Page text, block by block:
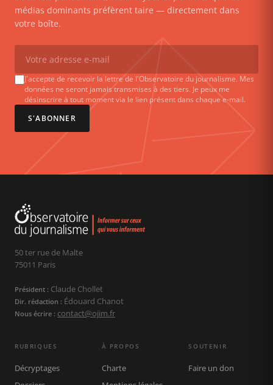
médias dominants préfèrent taire — directement dans
votre boîte.
J'accepte de recevoir la lettre de l'Observatoire du journalisme. Mes
données ne seront jamais transmises à des tiers. Je peux me
désinscrire à tout moment via le lien présent dans chaque e-mail.
S'ABONNER
50 ter rue de Malte
75011 Paris
Président : Claude Chollet
Dir. rédaction : Édouard Chanot
Nous écrire : contact@ojim.fr
RUBRIQUES
Décryptages
À PROPOS
Charte
SOUTENIR
Faire un don